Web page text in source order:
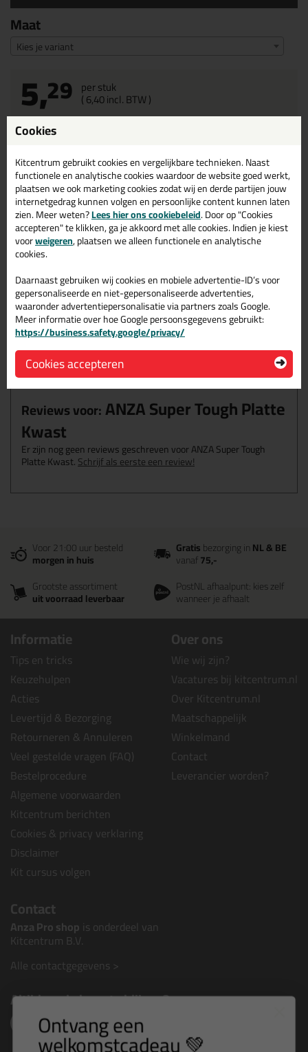
Maat
Kies je variant
5,29 per stuk
(6,40incl. BTW )
Volumeprijzen
12x4,69p/st 11%korting
Waarom dit product?
Verbeterde opvolger van de Anza Titanium
Onbehandelde steel van duurzaam hout
Verbeterde stijfheid dankzij geoptimaliseerde vezelmix
Voor strakke verflijnen
Grote verfopname
Makkelijk schoon te maken
Omschrijving
Reviews voor:ANZA Super Tough Platte
Kwast
Er zijn nog geen reviews geschreven voor ANZA Super Tough
Platte Kwast.Schrijf als eerste een review!
Voor 21:00 uur besteld
morgen in huis
Gratisbezorging inNL & BE
vanaf75,-
Grootste assortiment
uit voorraad leverbaar
PostNL afhaalpunt: kies zelf
wanneer je afhaalt
Informatie
Tips en tricks
Keuzehulpen
Acties
Levertijd & Bezorging
Retourneren & Annuleren
Veel gestelde vragen (FAQ)
Bestelprocedure
Algemene voorwaarden
Kitcentrum berichten
Cookies & privacy verklaring
Disclaimer
Kit cursus volgen
Over ons
Wie wij zijn?
Vacatures bij kitcentrum.nl
Over Kitcentrum.nl
Maatschappelijk
Winkelmand
Contact
Leverancier worden?
Contact
Anza Pro shop is onderdeel van
Kitcentrum B.V.
Alle contactgegevens >
Altijd op de hoogte blijven?
Cookies
Kitcentrum gebruikt cookies en vergelijkbare technieken. Naast
functionele en analytische cookies waardoor de website goed werkt,
plaatsen we ook marketing cookies zodat wij en derde partijen jouw
internetgedrag kunnen volgen en persoonlijke content kunnen laten
zien. Meer weten?Lees hier ons cookiebeleid. Door op "Cookies
accepteren" te klikken, ga je akkoord met alle cookies. Indien je kiest
voorweigeren, plaatsen we alleen functionele en analytische
cookies.
Daarnaast gebruiken wij cookies en mobiele advertentie-ID’s voor
gepersonaliseerde en niet-gepersonaliseerde advertenties,
waaronder advertentiepersonalisatie via partners zoals Google.
Meer informatie over hoe Google persoonsgegevens gebruikt:
https://business.safety.google/privacy/
Cookies accepteren
Ontvang een